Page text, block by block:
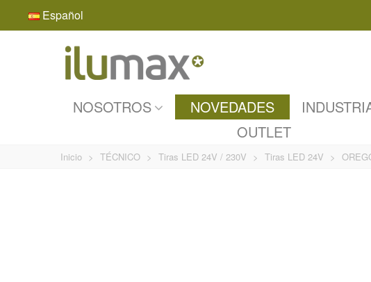
Español
NOSOTROS NOVEDADES
OUTLET
Inicio > TÉCNICO > Tiras LED 24V / 230V > Tiras LED 24V >